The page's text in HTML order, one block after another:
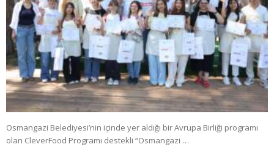
Osmangazi Belediyesi’nin içinde yer aldığı bir Avrupa Birliği programı
olan CleverFood Programı destekli “Osmangazi …